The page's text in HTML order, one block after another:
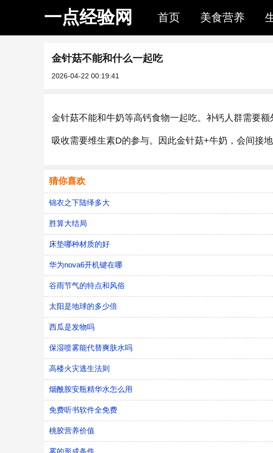
一点经验网 首页 美食营养
金针菇不能和什么一起吃
2026-04-22 00:19:41
金针菇不能和牛奶等高钙食物一起吃。补钙人群需要
吸收需要维生素D的参与。因此金针菇+牛奶，会间接
猜你喜欢
锦衣之下陆绎多大
胜算大结局
床垫哪种材质的好
华为nova6开机键在哪
谷雨节气的特点和风俗
太阳是地球的多少倍
西瓜是发物吗
​保湿喷雾能代替爽肤水吗
高楼火灾逃生法则
烟酰胺安瓶精华水怎么用
免费听书软件全免费
桃胶营养价值
雾的形成条件